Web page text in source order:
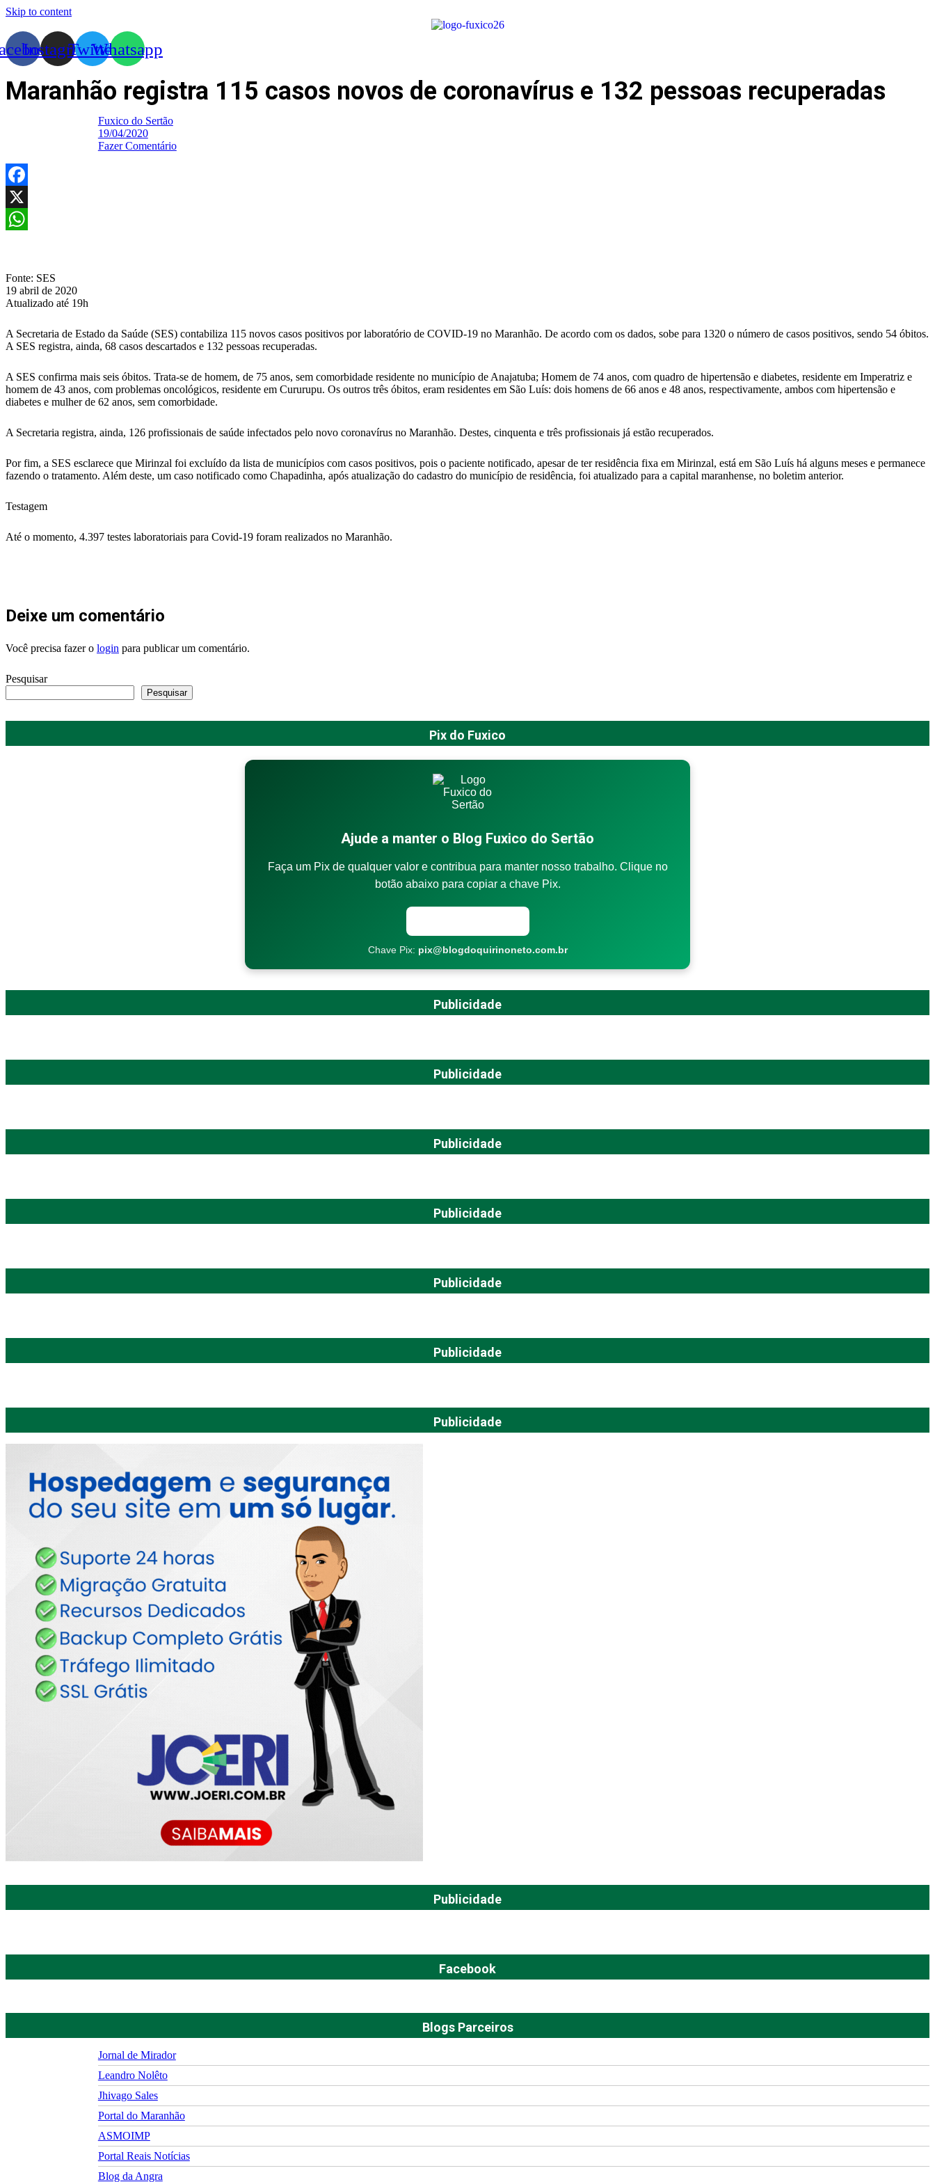
Skip to content
InstagramTwitterWhatsapp
Maranhão registra 115 casos novos de coronavírus e 132 pessoas recuperadas
Fuxico do Sertão
19/04/2020
Fazer Comentário
Facebook
X
Fonte: SES
19 abril de 2020
Atualizado até 19h
A Secretaria de Estado da Saúde (SES) contabiliza 115 novos casos positivos por laboratório de COVID-19 no Maranhão. De acordo com os dados, sobe para 1320 o número de casos positivos, sendo 54 óbitos.
A SES registra, ainda, 68 casos descartados e 132 pessoas recuperadas.
A SES confirma mais seis óbitos. Trata-se de homem, de 75 anos, sem comorbidade residente no município de Anajatuba; Homem de 74 anos, com quadro de hipertensão e diabetes, residente em Imperatriz e
homem de 43 anos, com problemas oncológicos, residente em Cururupu. Os outros três óbitos, eram residentes em São Luís: dois homens de 66 anos e 48 anos, respectivamente, ambos com hipertensão e
diabetes e mulher de 62 anos, sem comorbidade.
A Secretaria registra, ainda, 126 profissionais de saúde infectados pelo novo coronavírus no Maranhão. Destes, cinquenta e três profissionais já estão recuperados.
Por fim, a SES esclarece que Mirinzal foi excluído da lista de municípios com casos positivos, pois o paciente notificado, apesar de ter residência fixa em Mirinzal, está em São Luís há alguns meses e permanece
fazendo o tratamento. Além deste, um caso notificado como Chapadinha, após atualização do cadastro do município de residência, foi atualizado para a capital maranhense, no boletim anterior.
Testagem
Até o momento, 4.397 testes laboratoriais para Covid-19 foram realizados no Maranhão.
Deixe um comentário
Você precisa fazer o login para publicar um comentário.
Pesquisar
Pesquisar
Pix do Fuxico
Ajude a manter o Blog Fuxico do Sertão
Faça um Pix de qualquer valor e contribua para manter nosso trabalho. Clique no
botão abaixo para copiar a chave Pix.
Chave Pix: pix@blogdoquirinoneto.com.br
Publicidade
Publicidade
Publicidade
Publicidade
Publicidade
Publicidade
Publicidade
Publicidade
Facebook
Blogs Parceiros
Jornal de Mirador
Leandro Nolêto
Jhivago Sales
Portal do Maranhão
ASMOIMP
Portal Reais Notí­cias
Blog da Angra